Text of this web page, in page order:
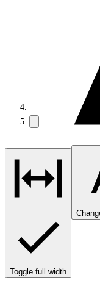
Toggle full width